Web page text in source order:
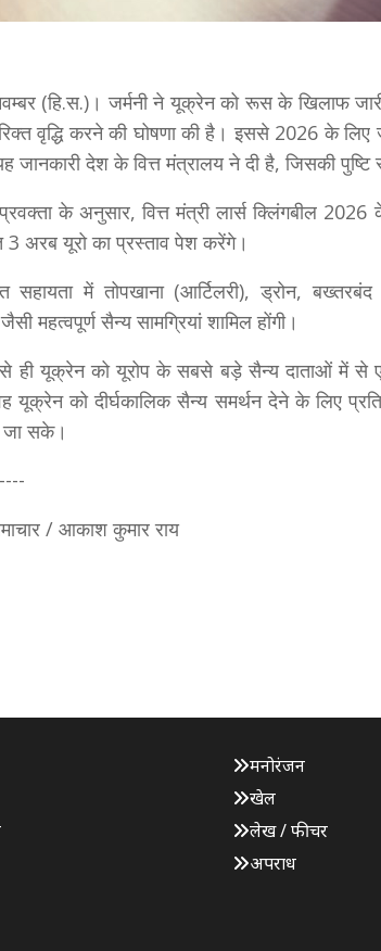
(हि.स.)। जर्मनी ने यूक्रेन को रूस के खिलाफ
वृद्धि करने की घोषणा की है। इससे 2026 के
जानकारी देश के वित्त मंत्रालय ने दी है, जिसकी पुष्टि
के अनुसार, वित्त मंत्री लार्स क्लिंगबील
3 अरब यूरो का प्रस्ताव पेश करेंगे।
सहायता में तोपखाना (आर्टिलरी), ड्रोन,
महत्वपूर्ण सैन्य सामग्रियां शामिल होंगी।
से ही यूक्रेन को यूरोप के सबसे बड़े सैन्य दाताओं में
यूक्रेन को दीर्घकालिक सैन्य समर्थन देने के लिए
जा सके।
/ आकाश कुमार राय
मनोरंजन
खेल
लेख / फीचर
अपराध